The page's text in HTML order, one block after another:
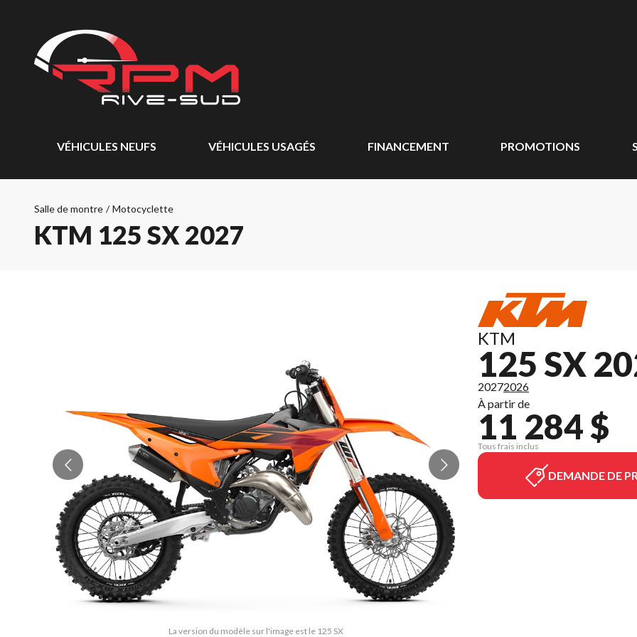
VÉHICULES NEUFS VÉHICULES USAGÉS FINANCEMENT PROMOTIONS
Salle de montre / Motocyclette
KTM 125 SX 2027
La version du modèle sur l'image est le 125 SX
KTM
125 SX
20272026
À partir de
11 284 $
Tous frais inclus
DEMANDE DE